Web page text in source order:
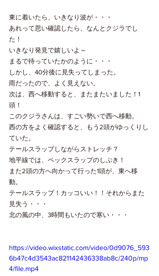
東に着いたら、いきなり波が・・・
あれって思い確認したら、なんとクジラでし
た！
いきなり発見で嬉しいよ～
まるで待っていたかのように・・・
しかし、40分後に見失ってしまった。
雨だったので、よく見えない。
次は、西へ移動すると、またまたいました！1
頭！
このクジラさんは、すごい勢いで西へ移動。
西の方をよく確認すると、もう2頭がゆっくりし
ていた。
テールスラップしながらストレッチ？
地平線では、ペックスラップのしぶき！
また2頭の方へ向かって行った1頭が、東へ移
動。
テールスラップ！カッコいい！！それからまた
見失う・・・
北の風の中、3時間もいたので寒い・・・
https://video.wixstatic.com/video/0d9076_593
6b47c4d3543ac821142436338ab8c/240p/mp
4/file.mp4